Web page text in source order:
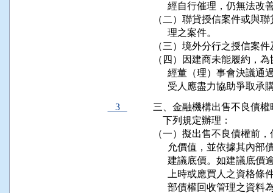
經自行催理，仍無法
（二）聯貸授信案件或與
      理之案件。
（三）境外分行之授信案
（四）因建商未能履約，
經董（理）事會決議
受人應盡力協助爭取承
3
三、金融機構出售不良債
    下列規定辦理：
（一）擬出售不良債權前
允價值，並依據其內
建議底價。如建議底
上時或應買人之資格
部債權回收管理之資料